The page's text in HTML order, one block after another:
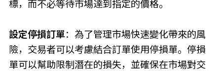
標，而不必等待市場達到指定的價格。
設定停損訂單：為了管理市場快速變化帶來的風
險，交易者可以考慮結合訂單使用停損單。停損
單可以幫助限制潛在的損失，並確保在市場對交